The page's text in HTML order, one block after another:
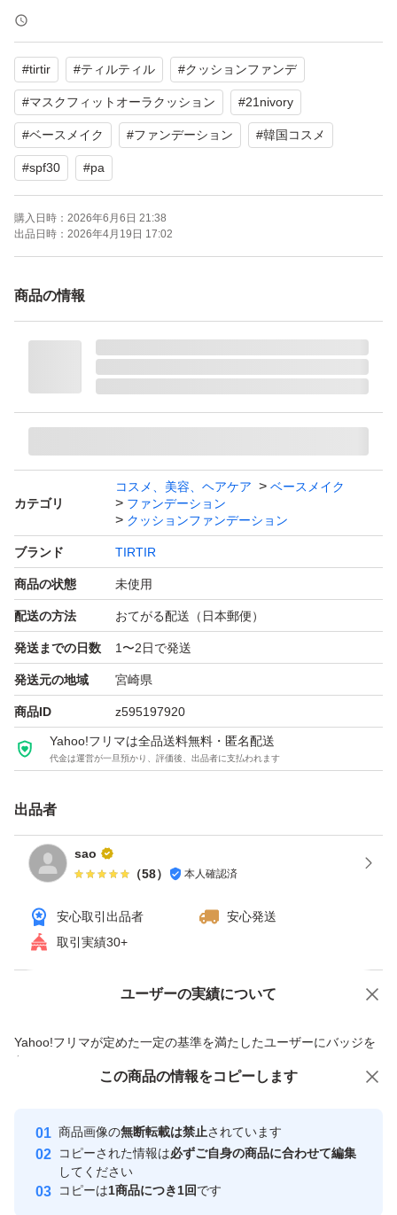
よろしくお願いいたします。
#tirtir #ティルティル #クッションファンデ
#マスクフィットオーラクッション #21nivory
#ベースメイク #ファンデーション #韓国コスメ
#spf30 #pa
購入日時： 2026年6月6日 21:38
出品日時： 2026年4月19日 17:02
商品の情報
カテゴリ
コスメ、美容、ヘアケア
ベースメイク
ファンデーション
クッションファンデーション
ブランド TIRTIR
商品の状態 未使用
配送の方法 おてがる配送（日本郵便）
発送までの日数 1〜2日で発送
発送元の地域 宮崎県
商品ID z595197920
Yahoo!フリマは全品送料無料・匿名配送
代金は運営が一旦預かり、評価後、出品者に支払われます
出品者
sao
（58） 本人確認済
安心取引出品者
安心発送
取引実績30+
ユーザーの実績について
Yahoo!フリマが定めた一定の基準を満たしたユーザーにバッジを
付与しています
安心取引出品者
心・安全なユーザーです
取引実績
価格の相談 商品への質問
この商品の情報をコピーします
商品画像の無断転載は禁止されています
コピーされた情報は必ずご自身の商品に合わせて編集
してください
コピーは1商品につき1回です
この商品をみている人にオススメ